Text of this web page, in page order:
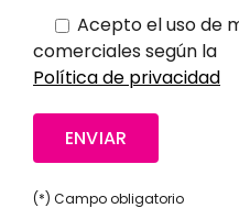
Acepto el uso de
comerciales según la
Política de privacidad
(*) Campo obligatorio